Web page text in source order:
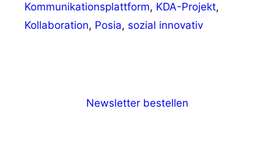
Kommunikationsplattform, KDA-Projekt,
Kollaboration, Posia, sozial innovativ
Newsletter bestellen